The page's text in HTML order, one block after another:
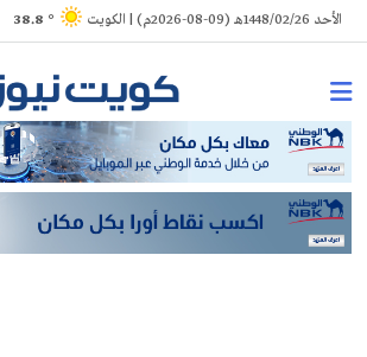
Skip
to
الأحد 1448/02/26هـ (09-08-2026م) | الكويت ° 38.8